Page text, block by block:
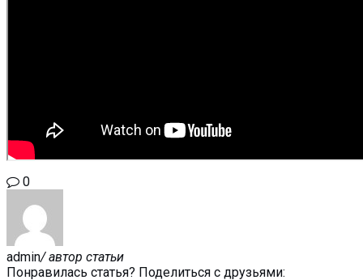
0
admin/ автор статьи
Понравилась статья? Поделиться с друзьями: